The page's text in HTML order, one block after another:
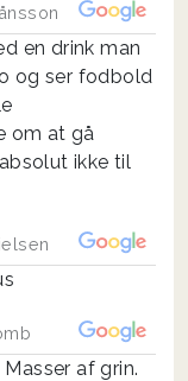
en drink man
og ser fodbold
om at gå
ikke til
af grin.